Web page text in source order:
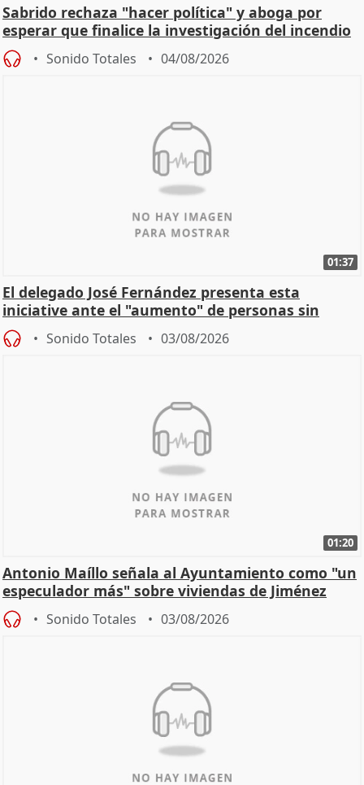
Sabrido rechaza "hacer política" y aboga por
esperar que finalice la investigación del incendio
Sonido Totales 04/08/2026
01:37
El delegado José Fernández presenta esta
iniciative ante el "aumento" de personas sin
hogar en Madri
Sonido Totales 03/08/2026
01:20
Antonio Maíllo señala al Ayuntamiento como "un
especulador más" sobre viviendas de Jiménez
Becerril
Sonido Totales 03/08/2026